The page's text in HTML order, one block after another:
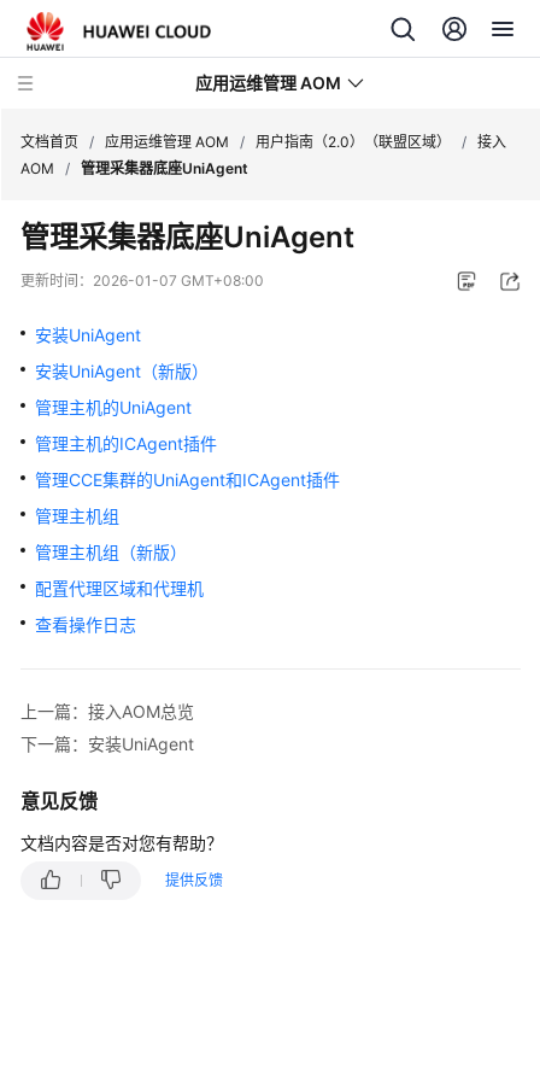
应用运维管理 AOM
新
动
品
介
绍
计
费
说
明
快
门
用
指
南
最
文档首页 / 应用运维管理 AOM / 用户指南（2.0）（联盟区域） / 接入
AOM
/ 管理采集器底座UniAgent
管理采集器底座UniAgent
更新时间： 2026-01-07 GMT+08:00
安装UniAgent
安装UniAgent（新版）
管理主机的UniAgent
管理主机的ICAgent插件
管理CCE集群的UniAgent和ICAgent插件
管理主机组
管理主机组（新版）
配置代理区域和代理机
查看操作日志
上一篇：接入AOM总览
下一篇：安装UniAgent
意见反馈
文档内容是否对您有帮助？
提供反馈